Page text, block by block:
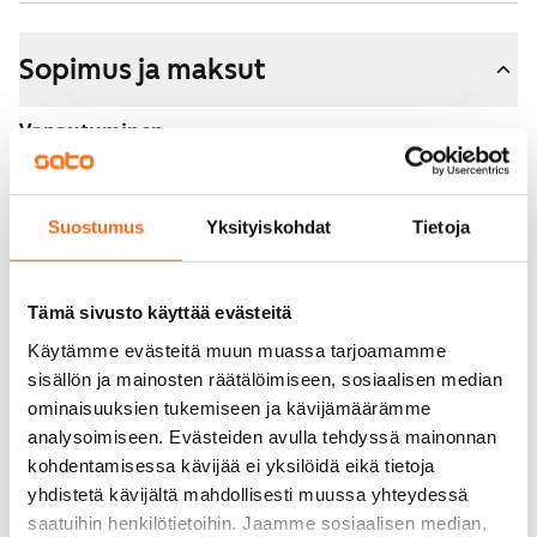
Suostumus Yksityiskohdat Tietoja
Tämä sivusto käyttää evästeitä
Käytämme evästeitä muun muassa tarjoamamme
sisällön ja mainosten räätälöimiseen, sosiaalisen median
ominaisuuksien tukemiseen ja kävijämäärämme
analysoimiseen. Evästeiden avulla tehdyssä mainonnan
kohdentamisessa kävijää ei yksilöidä eikä tietoja
yhdistetä kävijältä mahdollisesti muussa yhteydessä
saatuihin henkilötietoihin. Jaamme sosiaalisen median,
Sopimus ja maksut
Vapautuminen
Vuokrattu
Kyllä
Vuokravakuus
0 €
Kotivakuutus
Pakollinen, ei sisälly vuokraan
Vesimaksu